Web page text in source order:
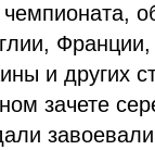
и других
зачете